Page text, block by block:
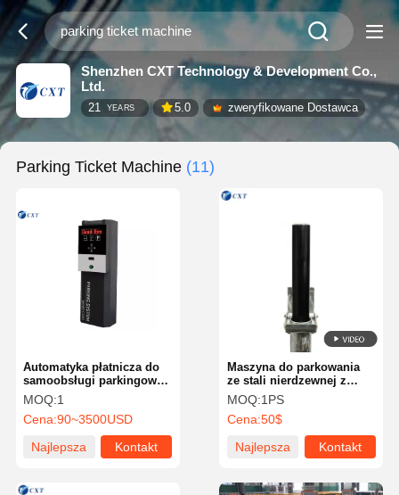
Shenzhen CXT Technology & Development Co.,
Ltd.
21 YEARS 5.0 zweryfikowane Dostawca
Parking Ticket Machine (11)
Automatyka płatnicza do
samoobsługi parkingowej
w terminalu
MOQ:1
Cena:90~3500USD
Najlepsza
Kontakt
Maszyna do parkowania
ze stali nierdzewnej z
komunikacją RS485 i
ekranem LCD dla
efektywnego zarządzania
MOQ:1PS
Cena:50$
Najlepsza
Kontakt